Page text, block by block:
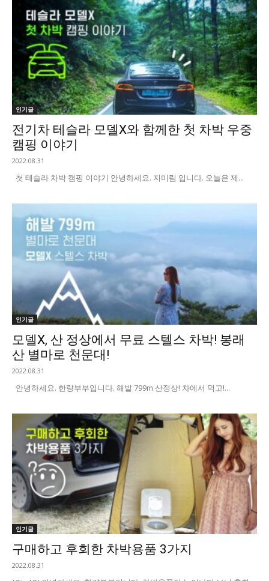
인기글
전기차 테슬라 모델X와 함께한 첫 차박 우중
캠핑 이야기
2022.08.31
첫 테슬라 차박 캠핑 이야기 안녕하세요. 지미림 입니다. 오늘은 제...
인기글
모델X, 산 정상에서 무료 스텔스 차박! 봉래
산 별마로 천문대!
2022.08.31
안녕하세요. 한량부부입니다. 해발 799m 산정상! 차에서 먹고!...
인기글
구매하고 후회한 차박용품 3가지
2022.08.31